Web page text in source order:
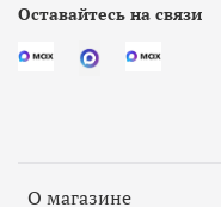
О магазине
Оставайтесь на связи